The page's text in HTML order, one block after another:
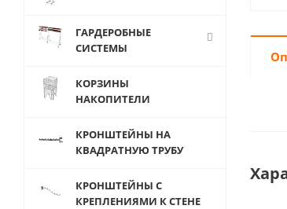
ГАРДЕРОБНЫЕ
СИСТЕМЫ
КОРЗИНЫ
НАКОПИТЕЛИ
КРОНШТЕЙНЫ НА
КВАДРАТНУЮ ТРУБУ
КРОНШТЕЙНЫ С
КРЕПЛЕНИЯМИ К СТЕНЕ